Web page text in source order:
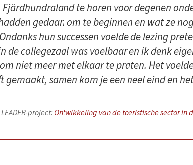
te horen voor degenen
gedaan om te beginnen en wat ze
hun successen voelde de lezing
collegezaal was voelbaar en ik denk
niet meer met elkaar te praten. Het
samen kom je een heel eind en
project: Ontwikkeling van de toeristische sector in